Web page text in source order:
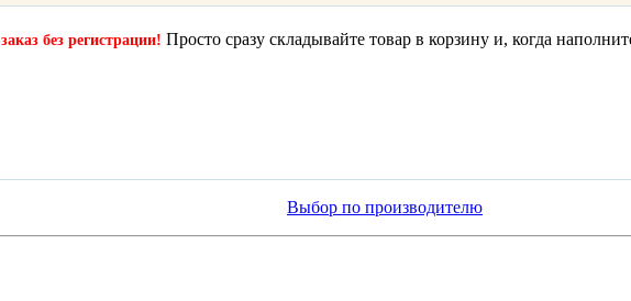
заказ без регистрации! Просто сразу складывайте товар в корзину и, когда
Выбор по производителю